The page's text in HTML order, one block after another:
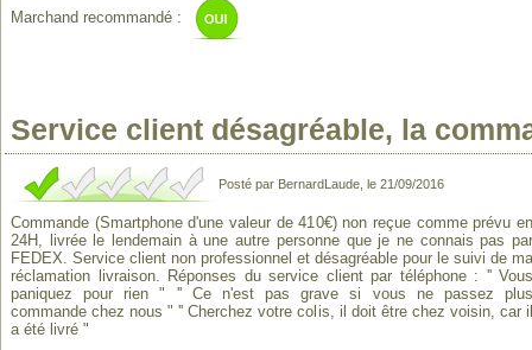
Marchand recommandé :
Service client désagréable, la
Posté par BernardLaude, le 21/09/2016
Commande (Smartphone d'une valeur de 410€) non reçue comme prévu en
24H, livrée le lendemain à une autre personne que je ne connais pas par
FEDEX. Service client non professionnel et désagréable pour le suivi de ma
réclamation livraison. Réponses du service client par téléphone : '' Vous
paniquez pour rien " '' Ce n'est pas grave si vous ne passez plus
commande chez nous " '' Cherchez votre colis, il doit être chez voisin, car il
a été livré "